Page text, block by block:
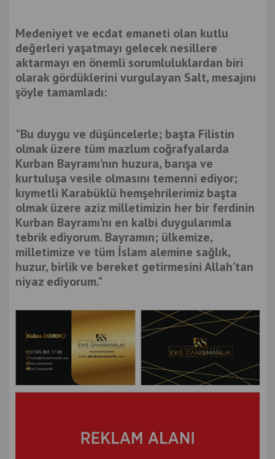
Medeniyet ve ecdat emaneti olan kutlu
değerleri yaşatmayı gelecek nesillere
aktarmayı en önemli sorumluluklardan biri
olarak gördüklerini vurgulayan Salt, mesajını
şöyle tamamladı:
"Bu duygu ve düşüncelerle; başta Filistin
olmak üzere tüm mazlum coğrafyalarda
Kurban Bayramı’nın huzura, barışa ve
kurtuluşa vesile olmasını temenni ediyor;
kıymetli Karabüklü hemşehrilerimiz başta
olmak üzere aziz milletimizin her bir ferdinin
Kurban Bayramı’nı en kalbi duygularımla
tebrik ediyorum. Bayramın; ülkemize,
milletimize ve tüm İslam alemine sağlık,
huzur, birlik ve bereket getirmesini Allah’tan
niyaz ediyorum."